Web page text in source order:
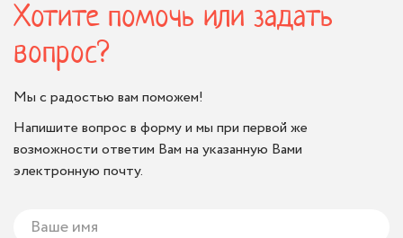
Хотите помочь или задать
вопрос?
Мы с радостью вам поможем!
Напишите вопрос в форму и мы при первой же
возможности ответим Вам на указанную Вами
электронную почту.